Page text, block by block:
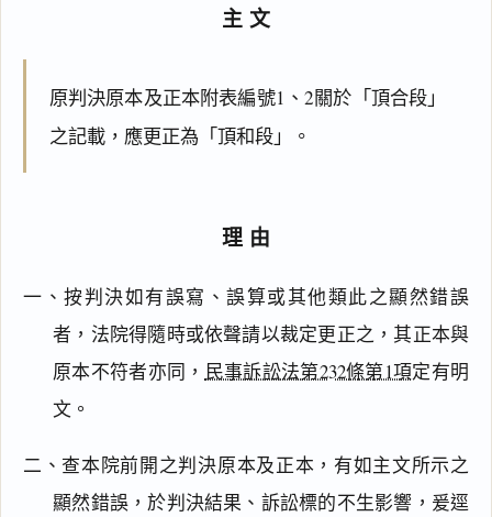
主文
原判決原本及正本附表編號1、2關於「頂合段」
之記載，應更正為「頂和段」。
理由
一、按判決如有誤寫、誤算或其他類此之顯然錯誤
者，法院得隨時或依聲請以裁定更正之，其正本與
原本不符者亦同， 民事訴訟法第232條第1項定有明
文。
二、查本院前開之判決原本及正本，有如主文所示之
顯然錯誤，於判決結果、訴訟標的不生影響，爰逕
閱讀 研究